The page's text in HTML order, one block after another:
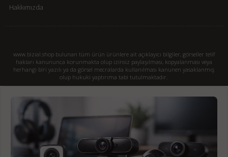
Hakkımızda
www.bizial.shop bulunan tüm ürün ürünlere ait açıklayıcı bilgiler, görseller telif
hakları kanununca korunmakta olup izinsiz paylaşılması, kopyalanması veya
herhangi biri yazılı ya da görsel mecralarda kullanılması kanunen yasaklanmış
olup hukuki yaptırıma tabi tutulmaktadır.